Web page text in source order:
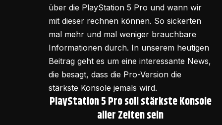
über die PlayStation 5 Pro und wann wir
mit dieser rechnen können. So sickerten
mal mehr und mal weniger brauchbare
Informationen durch. In unserem heutigen
Beitrag geht es um eine interessante News,
die besagt, dass die Pro-Version die
stärkste Konsole jemals wird.
PlayStation 5 Pro soll stärkste Konsole
aller Zeiten sein